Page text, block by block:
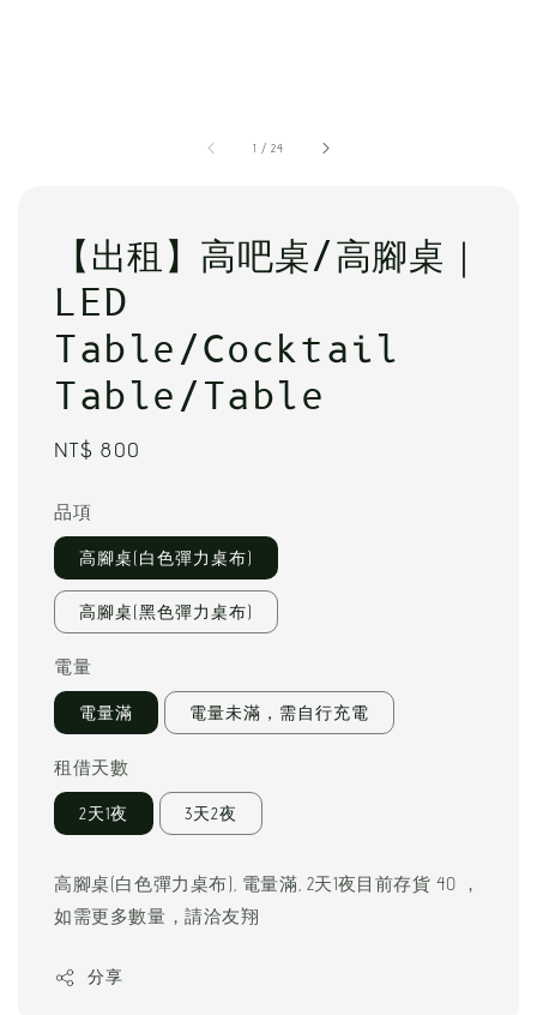
1 /24
【出租】高吧桌/高腳桌｜
LED
Table/Cocktail
Table/Table
Regular
NT$ 800
品項
高腳桌(白色彈力桌布)
高腳桌(黑色彈力桌布)
電量
電量滿 電量未滿，需自行充電
租借天數
2天1夜 3天2夜
高腳桌(白色彈力桌布), 電量滿, 2天1夜目前存貨 40 ，
如需更多數量，請洽友翔
分享